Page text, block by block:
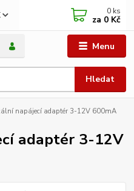
Menu
Hledat
0 ks
za 0 Kč
napájecí adaptér 3-12V 600mA
adaptér 3-12V